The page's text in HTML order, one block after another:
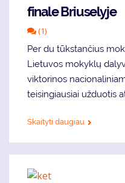
finale Briuselyje
(1)
Per du tūkstančius
Lietuvos mokyklų
viktorinos
teisingiausiai užduotis
Skaityti daugiau